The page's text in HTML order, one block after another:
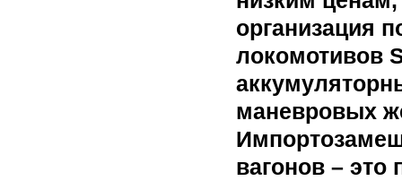
организация
локомотивов
маневровых
вагонов – это